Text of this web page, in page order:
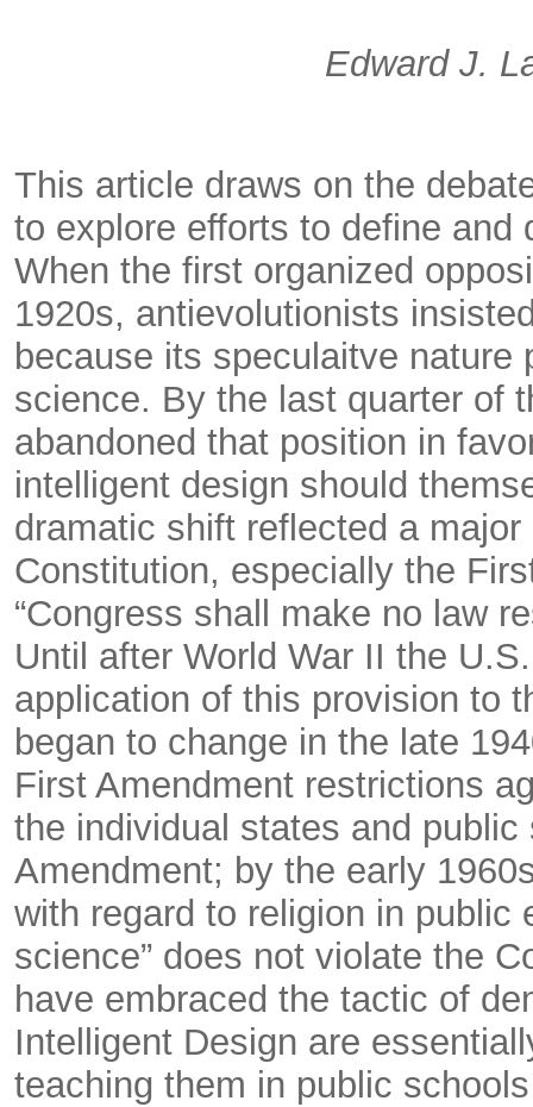
Edward J.
This article draws on the
to explore efforts to define and
When the first organized
1920s, antievolutionists
because its speculaitve nature
science. By the last quarter of
abandoned that position in
intelligent design should
dramatic shift reflected a
Constitution, especially the
“Congress shall make no law
Until after World War II the
application of this provision to
began to change in the late
First Amendment restrictions
the individual states and
Amendment; by the early
with regard to religion in public
science” does not violate the
have embraced the tactic of
Intelligent Design are
teaching them in public